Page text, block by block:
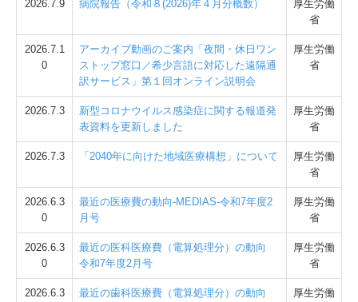
2026.7.9 病院報告（令和８(2026)年４月分概数）
厚生労働
省
2026.7.1
0
アーカイブ動画のご案内「夜間・休日ワン
ストップ窓口／希少言語に対応した遠隔通
訳サービス」第１回オンライン説明会
厚生労働
省
2026.7.3
新型コロナウイルス感染症に関する報道発
表資料を更新しました
厚生労働
省
2026.7.3 「2040年に向けた地域医療構想」について
厚生労働
省
2026.6.3
0
最近の医療費の動向-MEDIAS-令和7年度2
月号
厚生労働
省
2026.6.3
0
最近の医科医療費（電算処理分）の動向
令和7年度2月号
厚生労働
省
2026.6.3
最近の歯科医療費（電算処理分）の動向
厚生労働